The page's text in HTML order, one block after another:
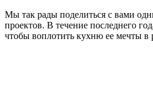
Мы так рады поделиться с вами
проектов. В течение последнего
чтобы воплотить кухню ее мечты в